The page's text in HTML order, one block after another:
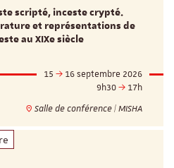
scripté, inceste crypté.
et représentations de
au XIXe siècle
15
16 septembre 2026
9h30
17h
Salle de conférence | MISHA